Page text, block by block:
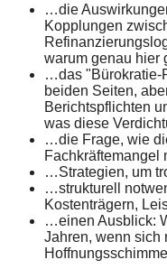
…die
Kopplungen
warum genau hier
…das "Bürokratie-
beiden Seiten,
Berichtspflichten
was diese
…die Frage, wie
Fachkräftemangel
…Strategien, um
…strukturell
Kostenträgern,
…einen Ausblick:
Jahren, wenn sich